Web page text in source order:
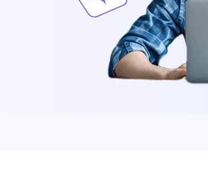
AI 修圖全攻略：換背景、服裝
檢視更多